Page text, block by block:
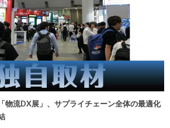
物流DX展」、サプライチェーン全体の最適化